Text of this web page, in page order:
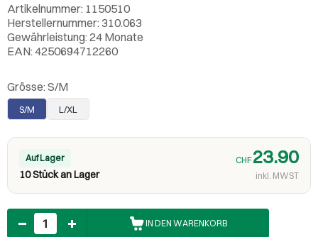
Artikelnummer: 1150510
Herstellernummer: 310.063
Gewährleistung: 24 Monate
EAN: 4250694712260
Grösse: S/M
S/M L/XL
Auf Lager
10 Stück an Lager
CHF23.90
inkl. MWST
Anzahl
IN DEN WARENKORB